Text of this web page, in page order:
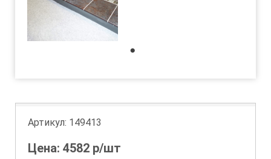
Артикул: 149413
Цена: 4582 р/шт